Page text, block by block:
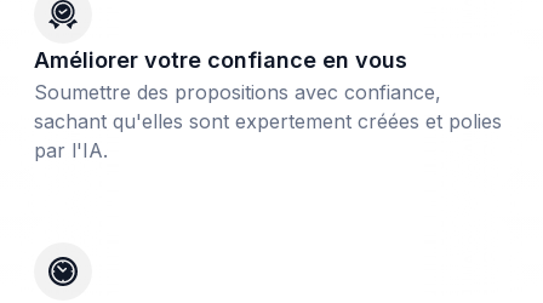
Améliorer votre confiance en vous
Soumettre des propositions avec confiance,
sachant qu'elles sont expertement créées et polies
par l'IA.